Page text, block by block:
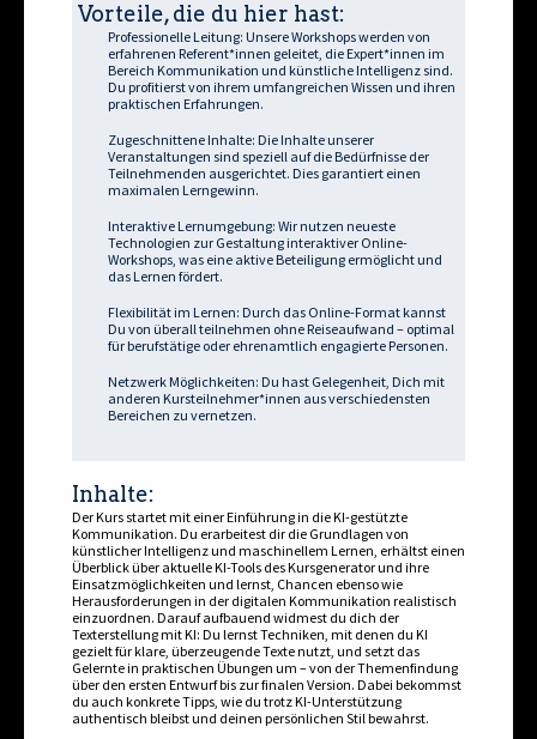
Vorteile, die du hier hast:
Professionelle Leitung: Unsere Workshops werden von
erfahrenen Referent*innen geleitet, die Expert*innen im
Bereich Kommunikation und künstliche Intelligenz sind.
Du profitierst von ihrem umfangreichen Wissen und ihren
praktischen Erfahrungen.
Zugeschnittene Inhalte: Die Inhalte unserer
Veranstaltungen sind speziell auf die Bedürfnisse der
Teilnehmenden ausgerichtet. Dies garantiert einen
maximalen Lerngewinn.
Interaktive Lernumgebung: Wir nutzen neueste
Technologien zur Gestaltung interaktiver Online-
Workshops, was eine aktive Beteiligung ermöglicht und
das Lernen fördert.
Flexibilität im Lernen: Durch das Online-Format kannst
Du von überall teilnehmen ohne Reiseaufwand – optimal
für berufstätige oder ehrenamtlich engagierte Personen.
Netzwerk Möglichkeiten: Du hast Gelegenheit, Dich mit
anderen Kursteilnehmer*innen aus verschiedensten
Bereichen zu vernetzen.
Inhalte:
Der Kurs startet mit einer Einführung in die KI-gestützte
Kommunikation. Du erarbeitest dir die Grundlagen von
künstlicher Intelligenz und maschinellem Lernen, erhältst einen
Überblick über aktuelle KI-Tools des Kursgenerator und ihre
Einsatzmöglichkeiten und lernst, Chancen ebenso wie
Herausforderungen in der digitalen Kommunikation realistisch
einzuordnen. Darauf aufbauend widmest du dich der
Texterstellung mit KI: Du lernst Techniken, mit denen du KI
gezielt für klare, überzeugende Texte nutzt, und setzt das
Gelernte in praktischen Übungen um – von der Themenfindung
über den ersten Entwurf bis zur finalen Version. Dabei bekommst
du auch konkrete Tipps, wie du trotz KI-Unterstützung
authentisch bleibst und deinen persönlichen Stil bewahrst.